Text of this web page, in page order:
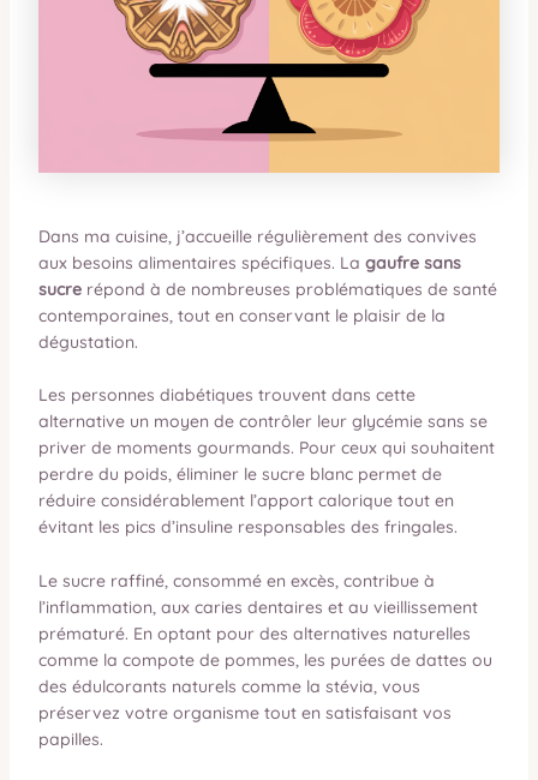
Dans ma cuisine, j’accueille régulièrement des convives
aux besoins alimentaires spécifiques. La gaufre sans
sucrerépond à de nombreuses problématiques de santé
contemporaines, tout en conservant le plaisir de la
dégustation.
Les personnes diabétiques trouvent dans cette
alternative un moyen de contrôler leur glycémie sans se
priver de moments gourmands. Pour ceux qui souhaitent
perdre du poids, éliminer le sucre blanc permet de
réduire considérablement l’apport calorique tout en
évitant les pics d’insuline responsables des fringales.
Le sucre raffiné, consommé en excès, contribue à
l’inflammation, aux caries dentaires et au vieillissement
prématuré. En optant pour des alternatives naturelles
comme la compote de pommes, les purées de dattes ou
des édulcorants naturels comme la stévia, vous
préservez votre organisme tout en satisfaisant vos
papilles.